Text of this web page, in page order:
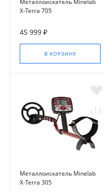
Металлоискатель Minelab
X-Terra 705
45 999 ₽
В КОРЗИНУ
Металлоискатель Minelab
X-Terra 305